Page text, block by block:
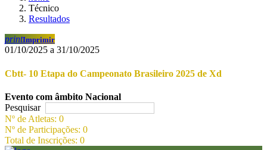
Técnico
Resultados
printImprimir
01/10/2025 a 31/10/2025
Cbtt- 10 Etapa do Campeonato Brasileiro 2025 de Xd
Evento com âmbito Nacional
Pesquisar
Nº de Atletas: 0
Nº de Participações: 0
Total de Inscrições: 0